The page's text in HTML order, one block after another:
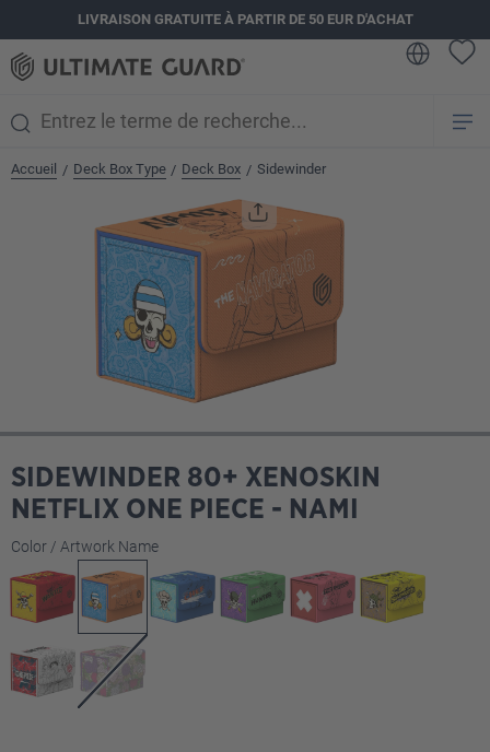
principalLIVRAISON GRATUITE À PARTIR DE 50 EUR D'ACHAT
Accueil / Deck Box Type / Deck Box / Sidewinder
SIDEWINDER 80+ XENOSKIN
NETFLIX ONE PIECE - NAMI
Sélectionnez
Color / Artwork Name